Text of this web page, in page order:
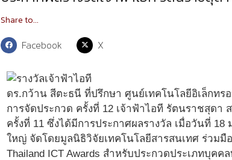
Share to...
Facebook X
ดร.กว้าน สีตะธนี ที่ปรึกษา ศูนย์เทคโนโลยีอิเล็กท
การจัดประกวด ครั้งที่ 12 เจ้าฟ้าไอที รัตนราชสุดา
ครั้งที่ 11 ซึ่งได้มีการประกาศผลรางวัล เมื่อวันที่
ใหญ่ จัดโดยมูลนิธิวิจัยเทคโนโลยีสารสนเทศ ร่วม
Thailand ICT Awards สำหรับประกวดประเภทบุค